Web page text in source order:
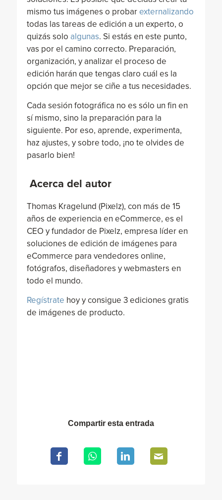
mismo tus imágenes o probarexternalizando
todas las tareas de edición a un experto, o
quizás solo algunas. Si estás en este punto,
vas por el camino correcto. Preparación,
organización, y analizar el proceso de
edición harán que tengas claro cuál es la
opción que mejor se ciñe a tus necesidades.
Cada sesión fotográfica no es sólo un fin en
sí mismo, sino la preparación para la
siguiente. Por eso, aprende, experimenta,
haz ajustes, y sobre todo, ¡no te olvides de
pasarlo bien!
Acerca del autor
Thomas Kragelund (Pixelz), con más de 15
años de experiencia en eCommerce, es el
CEO y fundador de Pixelz, empresa líder en
soluciones de edición de imágenes para
eCommerce para vendedores online,
fotógrafos, diseñadores y webmasters en
todo el mundo.
Regístrate hoy y consigue 3 ediciones gratis
de imágenes de producto.
Compartir esta entrada